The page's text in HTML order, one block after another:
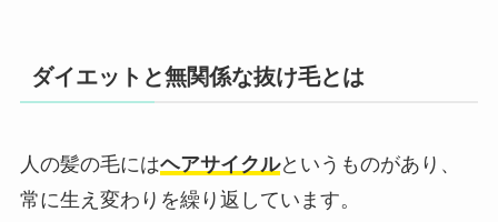
ダイエットと無関係な抜け毛とは
人の髪の毛にはヘアサイクルというものがあり、
常に生え変わりを繰り返しています。